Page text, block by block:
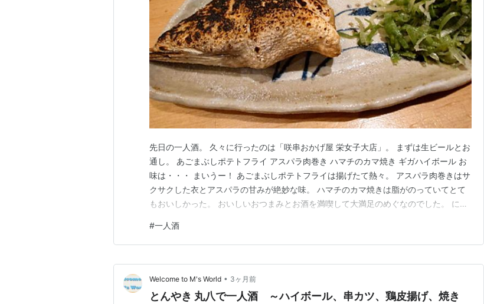
先日の一人酒。 久々に行ったのは「咲串おかげ屋 栄女子大店」。 まずは生ビールとお
通し。 あごまぶしポテトフライ アスパラ肉巻き ハマチのカマ焼き ギガハイボール お
味は・・・ まいうー！ あごまぶしポテトフライは揚げたて熱々。 アスパラ肉巻きはサ
クサクした衣とアスパラの甘みが絶妙な味。 ハマチのカマ焼きは脂がのっていてとて
もおいしかった。 おいしいおつまみとお酒を満喫して大満足のめぐなのでした。 にほ
#一人酒
Welcome to M's World • 3ヶ月前
とんやき 丸八で一人酒 ～ハイボール、串カツ、鶏皮揚げ、焼き